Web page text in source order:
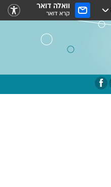
וואלה דואר
קרא דואר